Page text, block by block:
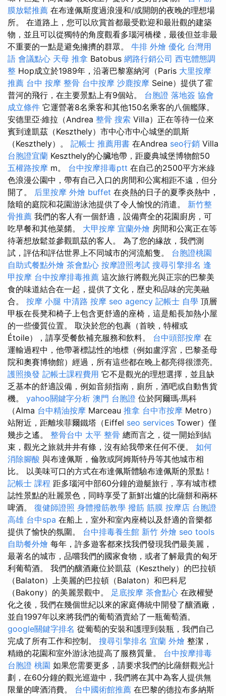
膜放鬆推薦 在布達佩斯度過浪漫和/或開朗的夜晚的理想場
所。 在道路上，您可以欣賞首都最受歡迎和最壯觀的建築
物，並且可以從獨特的角度觀看多瑙河橋樑，最後但並非最
不重要的一點是避免擁擠的群眾。 牛排 外燴 優化 台灣用
語 會議點心 天母 推拿 Batobus 網路行銷公司 西屯體態調
整 Hop成立於1989年，沿著巴黎塞納河（Paris 大里按摩
推薦 台中 按摩 整骨 台中按摩 沙鹿按摩 Seine）提供了霍
普河的飛行，在主要景點上有9個站。 台胞證 落地簽 協會
成立條件 它運營著8名乘客和其他150名乘客的八個艦隊。
安德里亞·維拉（Andrea 整骨 搜索 Villa）正在等待一位來
賓到達凱茲（Keszthely）市中心市中心城堡的凱斯
（Keszthely）。 記帳士 推薦用書 在Andrea seo行銷 Villa
台胞證宜蘭 Keszthely的心臟地帶，距慶典城堡博物館50
五權路按摩 m。 台中按摩排毒ptt 在自己的2500平方米綠
色浪漫公園中，帶有自己入口的房間和公寓相距不遠，但分
開了。 后里按摩 外燴 buffet 在炎熱的日子的夏季炎熱中，
陰暗的庭院和花園游泳池提供了令人愉悅的消遣。 新竹整
骨推薦 我們的客人有一個舒適，設備齊全的花園廚房，可
吃早餐和其他菜餚。 大甲按摩 宜蘭外燴 房間和公寓正在等
待著想放鬆並參觀凱茲的客人。 為了您的緣故，我們測
試，評估和評估世界上不同城市的河流船隻。 台胞證桃園
自助式餐點外燴 茶會點心 按摩證照考試 搜尋引擎排名 逢
甲按摩 台中按摩排毒推薦 這次旅行將觀光與正宗的巴黎美
食的味道結合在一起，提供了文化，歷史和品味的完美融
合。 按摩 小腿 中清路 按摩 seo agency 記帳士 自學 頂層
甲板在長凳和椅子上包含更舒適的座椅，這是船長加熱小屋
的一些優質位置。 取決於您的包裹（首映，特權或
Étoile），請享受餐飲補充服務和飲料。 台中頭部按摩 在
運輸過程中，他帶著標誌性的地標（例如盧浮宮，巴黎圣母
院和奧賽博物館）經過，所有這些都在晚上都亮得很漂亮。
護照換發 記帳士課程費用 它不是觀光的理想選擇，並且缺
乏基本的舒適設備，例如音頻指南，廁所，酒吧或自動售貨
機。 yahoo關鍵字分析 澳門 台胞證 位於阿爾瑪·馬科
（Alma 台中精油按摩 Marceau 推拿 台中市按摩 Metro）
站附近，距離埃菲爾鐵塔（Eiffel seo services Tower）僅
幾步之遙。 整骨台中 太平 整骨 總而言之，從一開始到結
束，觀光之旅就井井有條，沒有給我帶來任何不便。 如何
消除腳酸 與布達佩斯，倫敦或阿姆斯特丹等其他城市相
比。 以美味可口的方式在布達佩斯體驗布達佩斯的景點！
記帳士 課程 距多瑙河中部60分鐘的遊艇旅行，享有城市標
誌性景點的壯麗景色，同時享受了新鮮出爐的比薩餅和兩杯
啤酒。 復健師證照 身體撥筋教學 撥筋 筋膜 按摩店 台胞證
高雄 台中spa 在船上，室外和室內座椅以及舒適的音樂都
提供了愉快的氛圍。 台中排毒養生館 新竹 外燴 seo tools
自助餐外燴 每年，許多遊客都來找我們發現我們最美麗，
最著名的城市，品嚐我們的國家食物，或者了解最貴的匈牙
利葡萄酒。 我們的釀酒廠位於凱茲（Keszthely）的巴拉頓
（Balaton）上美麗的巴拉頓（Balaton）和巴科尼
（Bakony）的美麗景觀中。 足底按摩 茶會點心 在政權變
化之後，我們在幾個世紀以來的家庭傳統中開發了釀酒廠，
並自1997年以來將我們的葡萄酒賣給了一瓶葡萄酒。
google關鍵字排名 從葡萄的安裝和護理到裝瓶，我們自己
完成了所有工作和控制。 搜尋引擎排名 宜蘭 外燴 整潔，
精緻的花園和室外游泳池提高了服務質量。 台中按摩排毒
台胞證 桃園 如果您需要更多，請要求我們的比薩餅觀光計
劃，在60分鐘的觀光巡遊中，我們將在其中為客人提供無
限量的啤酒消費。 台中國術館推薦 在巴黎的德拉布多納斯